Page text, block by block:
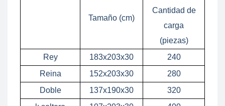
Tamaño (cm)
Cantidad de
carga
(piezas)
Rey
183x203x30
240
Reina
152x203x30
280
Doble
137x190x30
320